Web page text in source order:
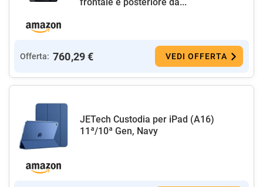
Offerta: 760,29 € VEDI OFFERTA
JETech Custodia per iPad (A16)
11ª/10ª Gen, Navy